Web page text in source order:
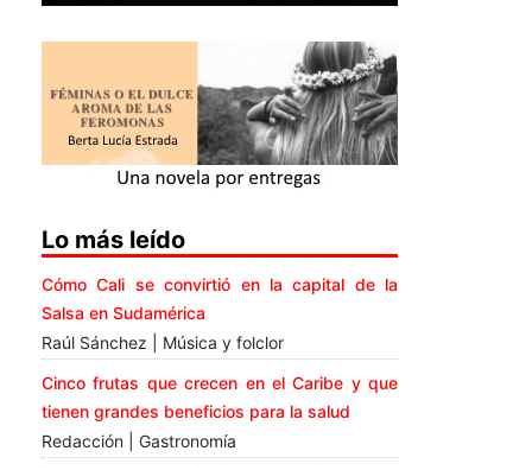
Lo más leído
Cómo Cali se convirtió en la capital de la
Salsa en Sudamérica
Raúl Sánchez | Música y folclor
Cinco frutas que crecen en el Caribe y que
tienen grandes beneficios para la salud
Redacción | Gastronomía